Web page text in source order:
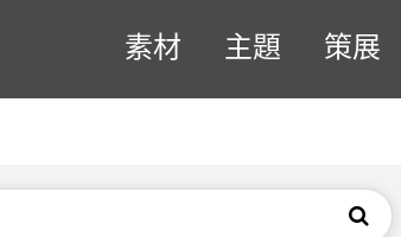
素材 主題 策展
搜尋